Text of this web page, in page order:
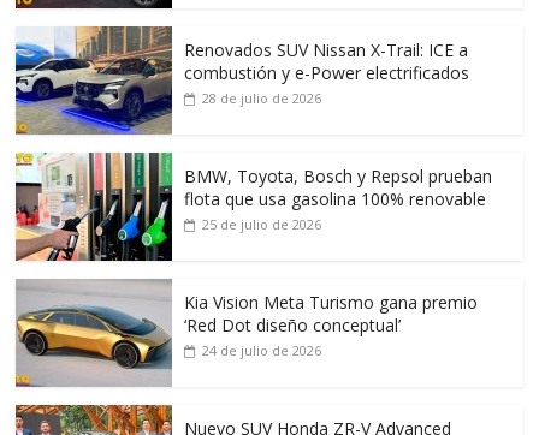
Renovados SUV Nissan X-Trail: ICE a
combustión y e-Power electrificados
28 de julio de 2026
BMW, Toyota, Bosch y Repsol prueban
flota que usa gasolina 100% renovable
25 de julio de 2026
Kia Vision Meta Turismo gana premio
‘Red Dot diseño conceptual’
24 de julio de 2026
Nuevo SUV Honda ZR-V Advanced